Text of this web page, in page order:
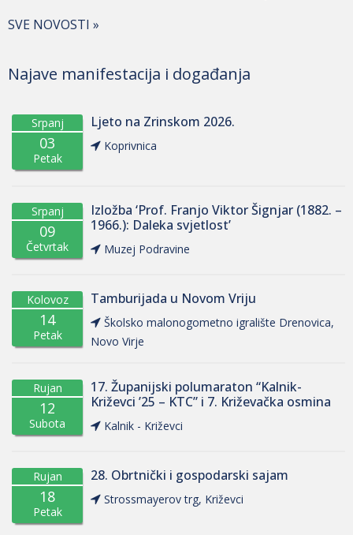
SVE NOVOSTI »
Najave manifestacija i događanja
Srpanj
03
Petak
Ljeto na Zrinskom 2026.
Koprivnica
Srpanj
09
Četvrtak
Izložba ‘Prof. Franjo Viktor Šignjar (1882. –
1966.): Daleka svjetlost’
Muzej Podravine
Kolovoz
14
Petak
Tamburijada u Novom Vriju
Školsko malonogometno igralište Drenovica,
Novo Virje
Rujan
12
Subota
17. Županijski polumaraton “Kalnik-
Križevci ’25 – KTC” i 7. Križevačka osmina
Kalnik - Križevci
Rujan
18
Petak
28. Obrtnički i gospodarski sajam
Strossmayerov trg, Križevci